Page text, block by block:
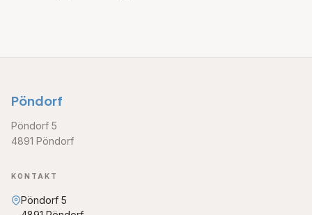
Pöndorf
Pöndorf 5
4891 Pöndorf
KONTAKT
Pöndorf 5